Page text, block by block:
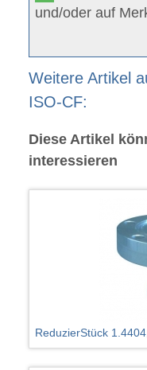
und/oder auf
Weitere Artikel
ISO-CF:
Diese Artikel
interessieren
ReduzierStück